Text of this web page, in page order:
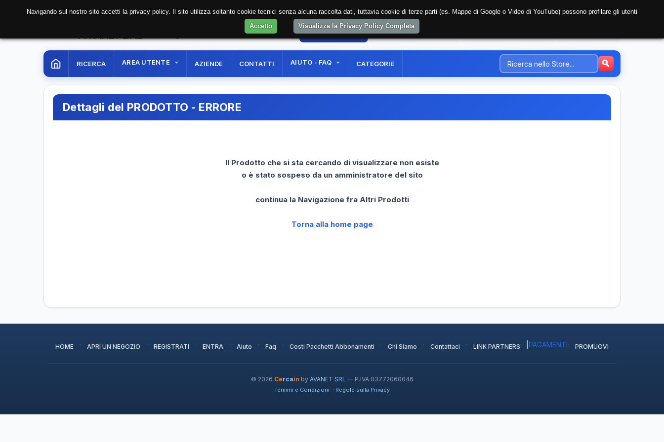
AREA RISERVATA REGISTRAZIONE UTENTE
RICERCA AREA UTENTE AZIENDE CONTATTI AIUTO - FAQ CATEGORIE
Dettagli del PRODOTTO - ERRORE
Il Prodotto che si sta cercando di visualizzare non esiste
o è stato sospeso da un amministratore del sito
continua la Navigazione fra Altri Prodotti
Torna alla home page
HOME · APRI UN NEGOZIO · REGISTRATI · ENTRA · Aiuto · Faq · Costi Pacchetti Abbonamenti · Chi Siamo · Contattaci · LINK PARTNERS PAGAMENTI· PROMUOVI
© 2026 Cercain by AVANET SRL — P.IVA 03772060046
Termini e Condizioni · Regole sulla Privacy
Navigando sul nostro sito accetti la privacy policy. Il sito utilizza soltanto cookie tecnici senza alcuna raccolta dati, tuttavia cookie di terze parti (es. Mappe di Google o Video di YouTube) possono profilare gli utenti
Accetto
Visualizza la Privacy Policy Completa